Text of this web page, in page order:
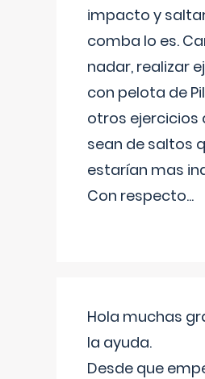
impacto y
comba lo es.
nadar, realizar
con pelota de
otros ejercicios
sean de saltos
estarían mas
Con respecto...
Hola muchas
la ayuda.
Desde que